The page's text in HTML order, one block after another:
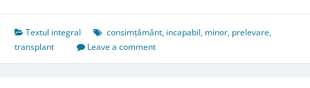
şi
transplantul
de
Textul integral consimțământ, incapabil, minor, prelevare,
transplant
Leave a comment